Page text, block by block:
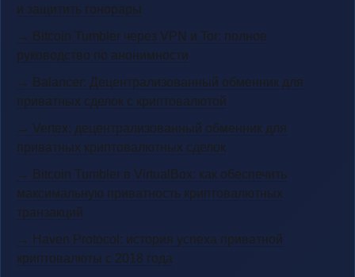
и защитить гонорары
→ Bitcoin Tumbler через VPN и Tor: полное
руководство по анонимности
→ Balancer: Децентрализованный обменник для
приватных сделок с криптовалютой
→ Vertex: децентрализованный обменник для
приватных криптовалютных сделок
→ Bitcoin Tumbler в VirtualBox: как обеспечить
максимальную приватность криптовалютных
транзакций
→ Haven Protocol: история успеха приватной
криптовалюты с 2018 года